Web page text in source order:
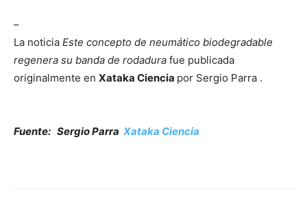
–
La noticia Este concepto de neumático biodegradable
regenera su banda de rodadura fue publicada
originalmente en Xataka Ciencia por Sergio Parra .
Fuente: Sergio Parra Xataka Ciencia